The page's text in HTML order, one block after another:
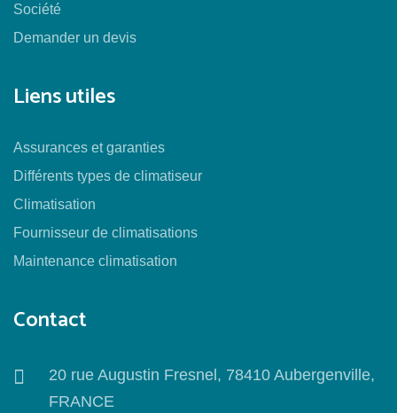
Société
Demander un devis
Liens utiles
Assurances et garanties
Différents types de climatiseur
Climatisation
Fournisseur de climatisations
Maintenance climatisation
Contact
20 rue Augustin Fresnel, 78410 Aubergenville,
FRANCE